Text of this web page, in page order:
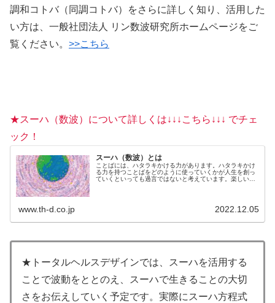
調和コトバ（同調コトバ）をさらに詳しく知り、活用した
い方は、一般社団法人 リン数波研究所ホームページをご
覧ください。 >>こちら
★スーハ（数波）について詳しくは↓↓↓こちら↓↓↓ でチェ
ック！
スーハ（数波）とは
ことばには、ハタラキかける力があります。ハタラキかけ
る力を持つことばをどのように使っていくかが人生を創っ
ていくといっても過言ではないと考えています。楽しいこ
www.th-d.co.jp 2022.12.05
★トータルヘルスデザインでは、スーハを活用する
ことで波動をととのえ、スーハで生きることの大切
さをお伝えしていく予定です。実際にスーハ方程式